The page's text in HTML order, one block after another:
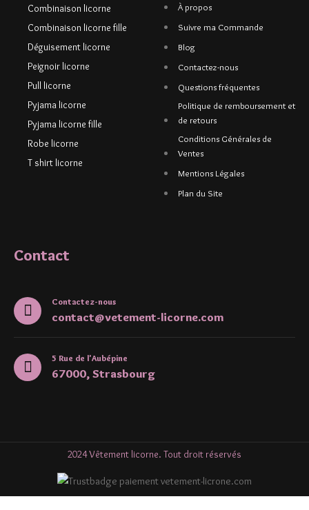
Combinaison licorne
Combinaison licorne fille
Déguisement licorne
Peignoir licorne
Pull licorne
Pyjama licorne
Pyjama licorne fille
Robe licorne
T shirt licorne
À propos
Suivre ma Commande
Blog
Contactez-nous
Questions fréquentes
Politique de remboursement et
de retours
Conditions Générales de
Ventes
Mentions Légales
Plan du Site
Contact
Contactez-nous
contact@vetement-licorne.com
5 Rue de l'Aubépine
67000, Strasbourg
2024 Vêtement licorne. Tout droit réservés